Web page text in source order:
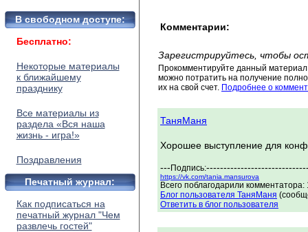
В свободном доступе:
Бесплатно:
Некоторые материалы
к ближайшему
празднику
Все материалы из
раздела «Вся наша
жизнь - игра!»
Поздравления
Печатный журнал:
Как подписаться на
печатный журнал "Чем
развлечь гостей"
Комментарии:
Зарегистрируйтесь, чтобы
Прокомментируйте данный
можно потратить на получение
их на свой счет. Подробнее о
ТаняМаня
Хорошее выступление для
--- Подпись:
https://vk.com/tania.mansurova
Всего поблагодарили
Блог пользователя ТаняМаня
Ответить в блог пользователя